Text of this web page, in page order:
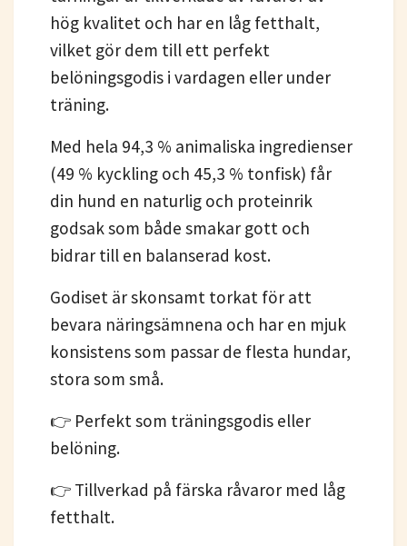
hög kvalitet och har en låg fetthalt,
vilket gör dem till ett perfekt
belöningsgodis i vardagen eller under
träning.
Med hela 94,3 % animaliska ingredienser
(49 % kyckling och 45,3 % tonfisk) får
din hund en naturlig och proteinrik
godsak som både smakar gott och
bidrar till en balanserad kost.
Godiset är skonsamt torkat för att
bevara näringsämnena och har en mjuk
konsistens som passar de flesta hundar,
stora som små.
👉 Perfekt som träningsgodis eller
belöning.
👉 Tillverkad på färska råvaror med låg
fetthalt.